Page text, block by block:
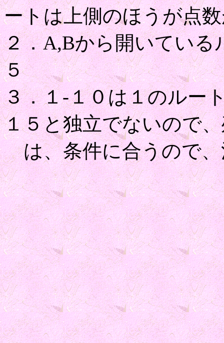
ートは上側のほうが点
２．A,Bから開いている
５
３．１-１０は１のルー
１５と独立でないので
は、条件に合うので、